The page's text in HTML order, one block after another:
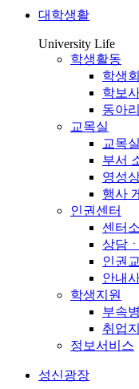
대학생활
University Life
학생활동
학생회
학보
동아리
교목실
교목
부서
영성
행사
인권센터
센터
상담
인권
안내
학생지원
부속
취업
정보서비스
성신광장